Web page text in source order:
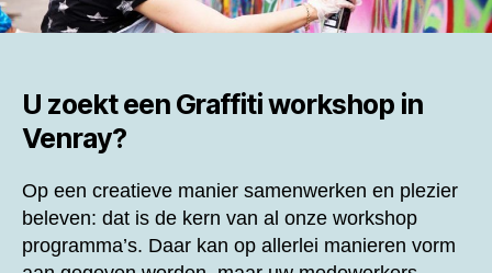
U zoekt een Graffiti workshop in
Venray?
Op een creatieve manier samenwerken en plezier
beleven: dat is de kern van al onze workshop
programma’s. Daar kan op allerlei manieren vorm